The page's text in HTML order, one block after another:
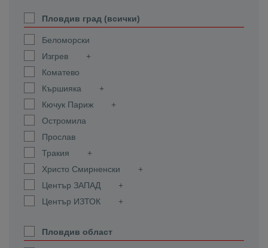
Пловдив град (всички)
Беломорски
Изгрев
Коматево
Кършияка
Кючук Париж
Остромила
Прослав
Тракия
Христо Смирненски
Център ЗАПАД
Център ИЗТОК
Пловдив област